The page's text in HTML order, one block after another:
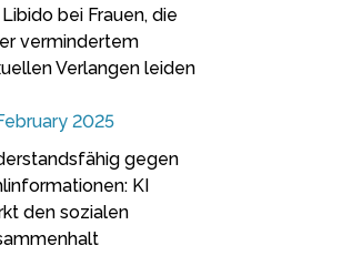
bei Frauen, die
vermindertem
Verlangen leiden
2025
gegen
KI
den sozialen